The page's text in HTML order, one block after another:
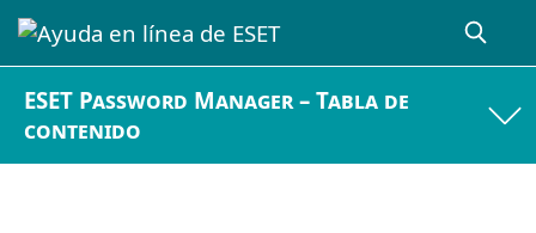
ESET Password Manager – Tabla de
contenido